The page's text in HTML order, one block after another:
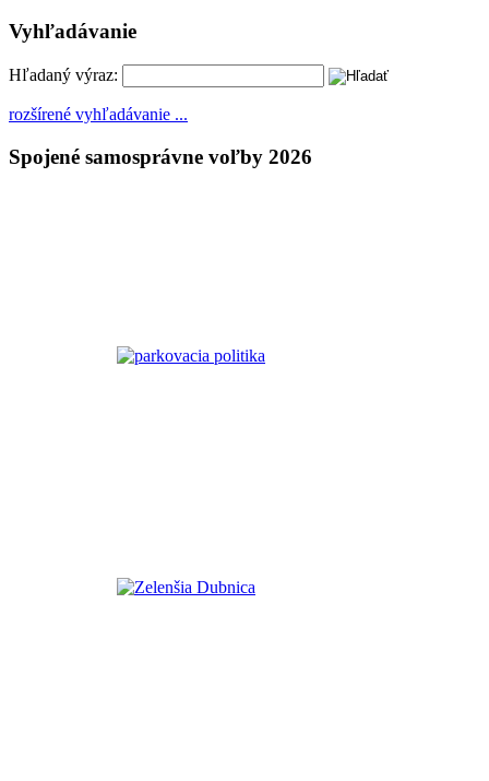
Vyhľadávanie
Hľadaný výraz:
rozšírené vyhľadávanie ...
Spojené samosprávne voľby 2026